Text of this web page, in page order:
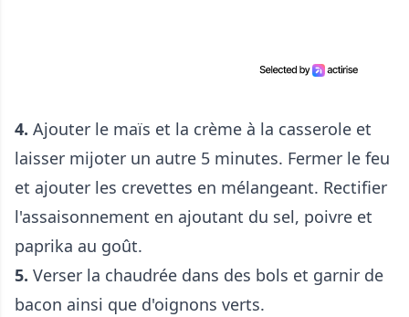
4. Ajouter le maïs et la crème à la casserole et
laisser mijoter un autre 5 minutes. Fermer le feu
et ajouter les crevettes en mélangeant. Rectifier
l'assaisonnement en ajoutant du sel, poivre et
paprika au goût.
5. Verser la chaudrée dans des bols et garnir de
bacon ainsi que d'oignons verts.